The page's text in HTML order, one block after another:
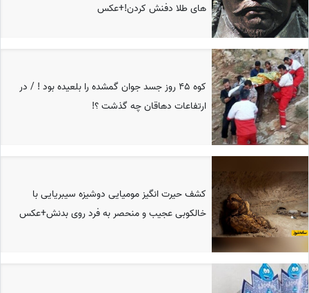
های طلا دفنش کردن!+عکس
کوه 45 روز جسد جوان گمشده را بلعیده بود ! / در
ارتفاعات دهاقان چه گذشت ؟!
کشف حیرت انگیز مومیایی دوشیزه سیبریایی با
خالکوبی عجیب و منحصر به فرد روی بدنش+عکس